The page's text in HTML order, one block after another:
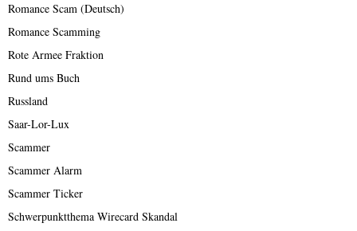
Romance Scam (Deutsch)
Romance Scamming
Rote Armee Fraktion
Rund ums Buch
Russland
Saar-Lor-Lux
Scammer
Scammer Alarm
Scammer Ticker
Schwerpunktthema Wirecard Skandal